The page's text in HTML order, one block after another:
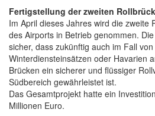
Fertigstellung der zweiten
Im April dieses Jahres wird die zweite
des Airports in Betrieb genommen.
sicher, dass zukünftig auch im Fall
Winterdiensteinsätzen oder Havarien
Brücken ein sicherer und flüssiger
Südbereich gewährleistet ist.
Das Gesamtprojekt hatte ein
Millionen Euro.